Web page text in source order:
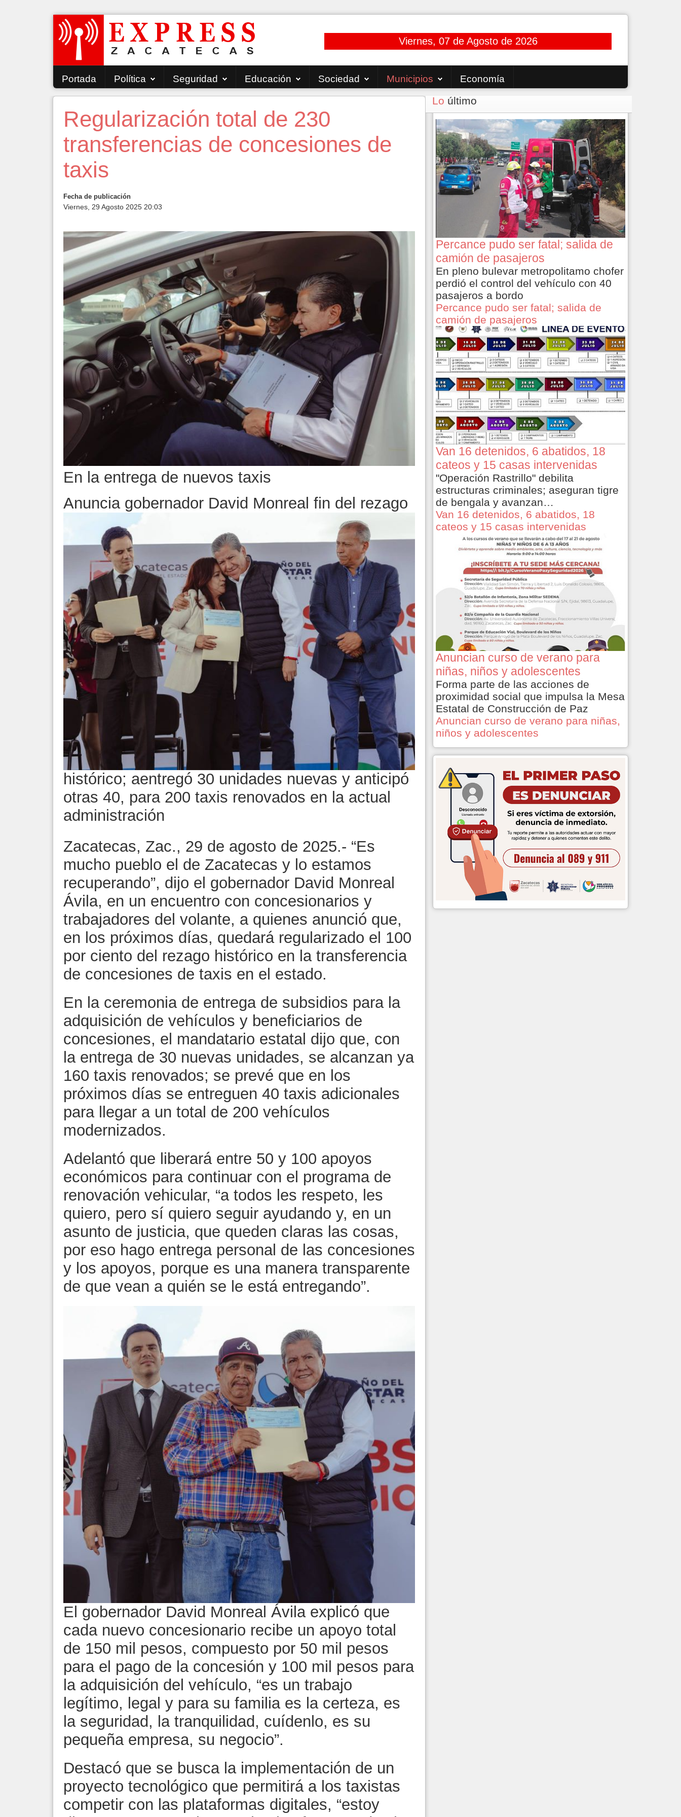
Viernes, 07 de Agosto de 2026
Portada Política Seguridad Educación Sociedad Municipios Economía
Regularización total de 230
transferencias de concesiones de
taxis
Fecha de publicación
Viernes, 29 Agosto 2025 20:03
En la entrega de nuevos taxis
Anuncia gobernador David Monreal fin del rezago
histórico; aentregó 30 unidades nuevas y anticipó
otras 40, para 200 taxis renovados en la actual
administración
Zacatecas, Zac., 29 de agosto de 2025.- “Es
mucho pueblo el de Zacatecas y lo estamos
recuperando”, dijo el gobernador David Monreal
Ávila, en un encuentro con concesionarios y
trabajadores del volante, a quienes anunció que,
en los próximos días, quedará regularizado el 100
por ciento del rezago histórico en la transferencia
de concesiones de taxis en el estado.
En la ceremonia de entrega de subsidios para la
adquisición de vehículos y beneficiarios de
concesiones, el mandatario estatal dijo que, con
la entrega de 30 nuevas unidades, se alcanzan ya
160 taxis renovados; se prevé que en los
próximos días se entreguen 40 taxis adicionales
para llegar a un total de 200 vehículos
modernizados.
Adelantó que liberará entre 50 y 100 apoyos
económicos para continuar con el programa de
renovación vehicular, “a todos les respeto, les
quiero, pero sí quiero seguir ayudando y, en un
asunto de justicia, que queden claras las cosas,
por eso hago entrega personal de las concesiones
y los apoyos, porque es una manera transparente
de que vean a quién se le está entregando”.
El gobernador David Monreal Ávila explicó que
cada nuevo concesionario recibe un apoyo total
de 150 mil pesos, compuesto por 50 mil pesos
para el pago de la concesión y 100 mil pesos para
la adquisición del vehículo, “es un trabajo
legítimo, legal y para su familia es la certeza, es
la seguridad, la tranquilidad, cuídenlo, es su
pequeña empresa, su negocio”.
Destacó que se busca la implementación de un
proyecto tecnológico que permitirá a los taxistas
competir con las plataformas digitales, “estoy
Lo último
Percance pudo ser fatal; salida de
camión de pasajeros
En pleno bulevar metropolitamo chofer
perdió el control del vehículo con 40
pasajeros a bordo
Percance pudo ser fatal; salida de
camión de pasajeros
Van 16 detenidos, 6 abatidos, 18
cateos y 15 casas intervenidas
"Operación Rastrillo" debilita
estructuras criminales; aseguran tigre
de bengala y avanzan…
Van 16 detenidos, 6 abatidos, 18
cateos y 15 casas intervenidas
Anuncian curso de verano para
niñas, niños y adolescentes
Forma parte de las acciones de
proximidad social que impulsa la Mesa
Estatal de Construcción de Paz
Anuncian curso de verano para niñas,
niños y adolescentes